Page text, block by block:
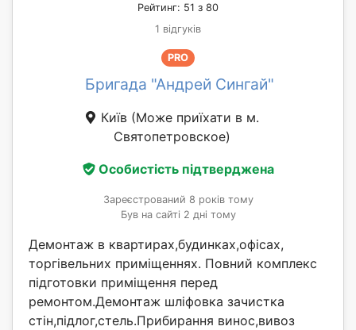
Рейтинг: 51 з 80
1 відгуків
PRO
Бригада "Андрей Сингай"
Київ (Може приїхати в м.
Святопетровское)
Особистість підтверджена
Зареєстрований 8 років тому
Був на сайті 2 дні тому
Демонтаж в квартирах,будинках,офісах,
торгівельних приміщеннях. Повний комплекс
підготовки приміщення перед
ремонтом.Демонтаж шліфовка зачистка
стін,підлог,стель.Прибирання винос,вивоз